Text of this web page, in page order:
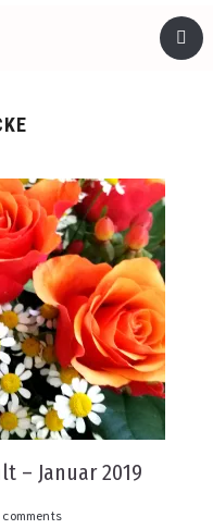
– Januar 2019
comments